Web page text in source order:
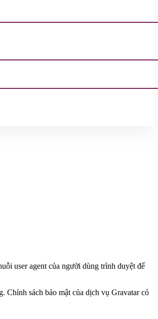
user agent của người dùng trình duyệt để
Chính sách bảo mật của dịch vụ Gravatar có